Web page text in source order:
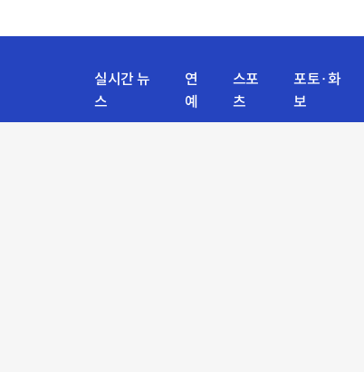
실시간 뉴
스
연
예
스포
츠
포토·화
보